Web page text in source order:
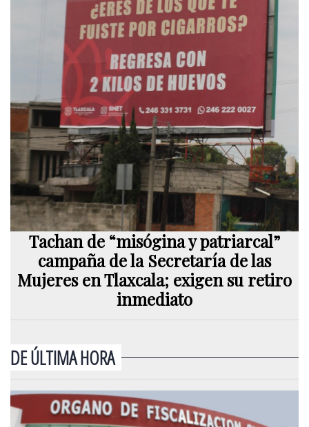
Tachan de “misógina y patriarcal”
campaña de la Secretaría de las
Mujeres en Tlaxcala; exigen su retiro
inmediato
DE ÚLTIMA HORA